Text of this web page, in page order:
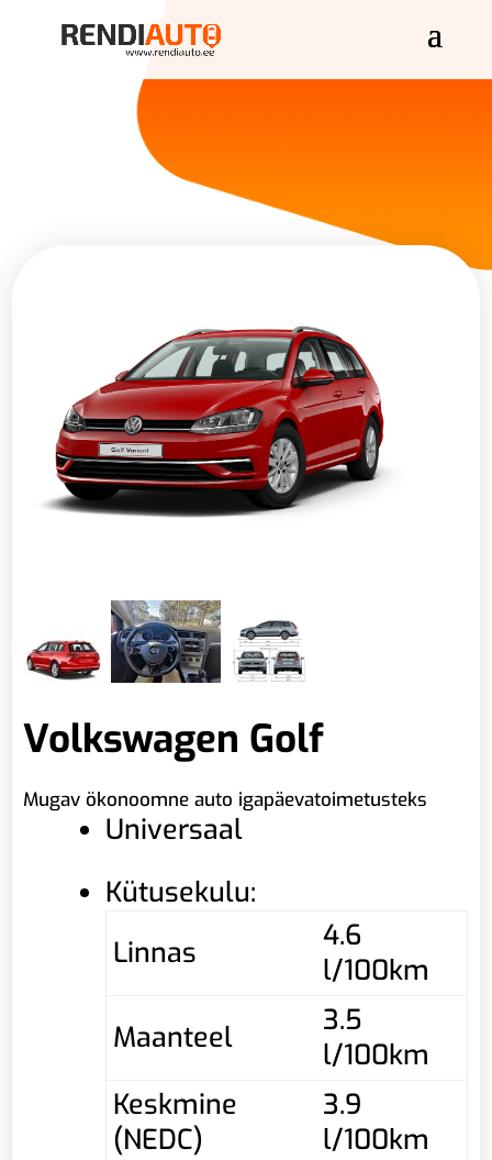
Volkswagen Golf
Mugav ökonoomne auto igapäevatoimetusteks
Universaal
Kütusekulu:
Linnas
4.6
l/100km
Maanteel
3.5
l/100km
Keskmine
(NEDC)
3.9
l/100km